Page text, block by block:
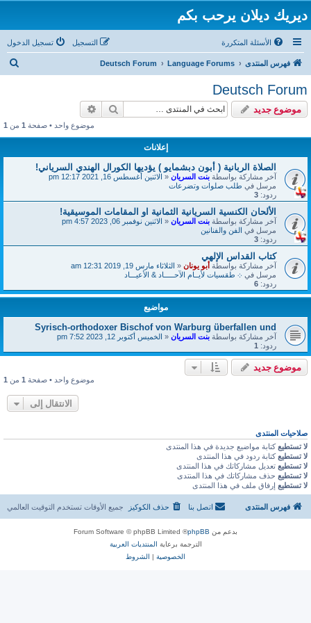
ديريك ديلان يرحب بكم
الأسئلة المتكررة تسجيل الدخول التسجيل
فهرس المنتدى Language Forums
Deutsch Forum
Deutsch Forum
موضوع جديد بحث
موضوع واحد • صفحة 1 من 1
إعلانات
الصلاة الربانية ( أبون دبشمايو ) يؤديها الكورال الهندي السرياني!
آخر مشاركة بواسطة بنت السريان « الاثنين أغسطس 16, 2021 12:17 pm
مرسل في طلب صلوات وتضرعات
ردود: 3
الألحان الكنسية السريانية الثمانية او المقامات الموسيقية!
آخر مشاركة بواسطة بنت السريان « الاثنين نوفمبر 06, 2023 4:57 pm
مرسل في الفن والفنانين
ردود: 3
كتاب القداس الإلهي
آخر مشاركة بواسطة أبو يونان « الثلاثاء مارس 19, 2019 12:31 am
مرسل في ܀ طقسيات لأيــام الآحـــــاد & الأعيـــاد
ردود: 6
مواضيع
Syrisch-orthodoxer Bischof von Warburg überfallen und
آخر مشاركة بواسطة بنت السريان « الخميس أكتوبر 12, 2023 7:52 pm
ردود: 1
موضوع جديد
موضوع واحد • صفحة 1 من 1
الانتقال إلى
صلاحيات المنتدى
لا تستطيع كتابة مواضيع جديدة في هذا المنتدى
لا تستطيع كتابة ردود في هذا المنتدى
لا تستطيع تعديل مشاركاتك في هذا المنتدى
لا تستطيع حذف مشاركاتك في هذا المنتدى
لا تستطيع إرفاق ملف في هذا المنتدى
فهرس المنتدى جميع الأوقات تستخدم التوقيت العالمي حذف الكوكيز اتصل بنا
بدعم من phpBB
® Forum Software © phpBB Limited
الترجمة برعاية المنتديات العربية
الخصوصية | الشروط